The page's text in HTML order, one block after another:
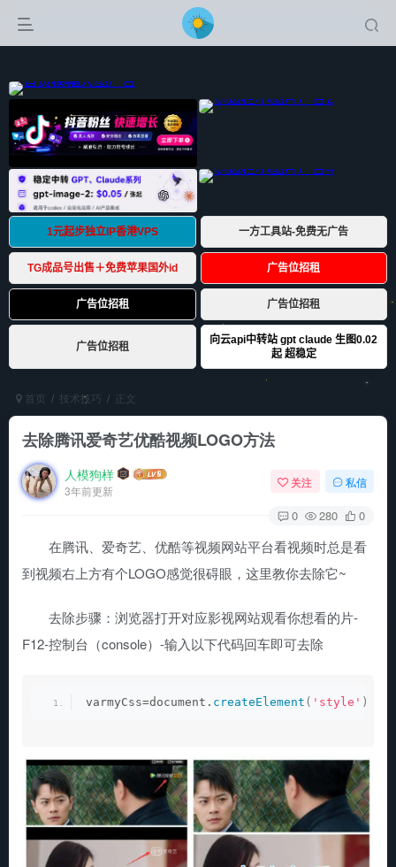
首页 技术技巧 正文
去除腾讯爱奇艺优酷视频LOGO方法
人模狗样
3年前更新
关注 私信
0 280 0
在腾讯、爱奇艺、优酷等视频网站平台看视频时总是看
到视频右上方有个LOGO感觉很碍眼，这里教你去除它~
去除步骤：浏览器打开对应影视网站观看你想看的片-
F12-控制台（console）-输入以下代码回车即可去除
varmyCss=document. createElement ( 'style' )